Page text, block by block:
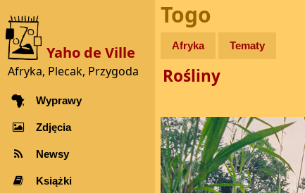
Yaho de Ville
Afryka, Plecak, Przygoda
Wyprawy
Zdjęcia
Newsy
Książki
Togo
Afryka Tematy
Rośliny